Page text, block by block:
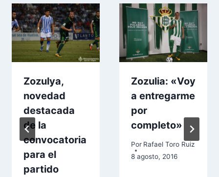
Zozulya,
novedad
destacada
de la
convocatoria
para el
partido
Zozulia: «Voy
a entregarme
por
completo»
Por Rafael Toro Ruiz
8 agosto, 2016